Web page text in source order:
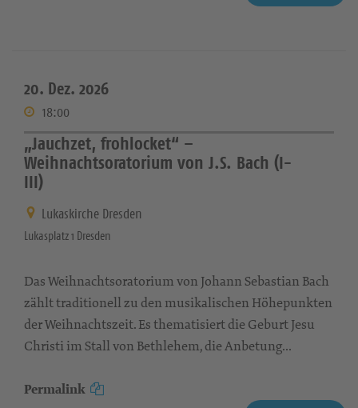
20. Dez. 2026
18:00
„Jauchzet, frohlocket“ –
Weihnachtsoratorium von J.S. Bach (I-
III)
Lukaskirche Dresden
Lukasplatz 1 Dresden
Das Weihnachtsoratorium von Johann Sebastian Bach
zählt traditionell zu den musikalischen Höhepunkten
der Weihnachtszeit. Es thematisiert die Geburt Jesu
Christi im Stall von Bethlehem, die Anbetung...
Permalink